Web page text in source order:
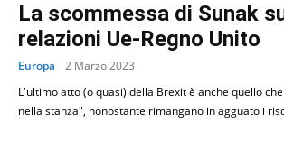
La scommessa di Sunak
relazioni Ue-Regno Unito
Europa
2 Marzo 2023
L'ultimo atto (o quasi) della Brexit è anche quello
nella stanza", nonostante rimangano in agguato i